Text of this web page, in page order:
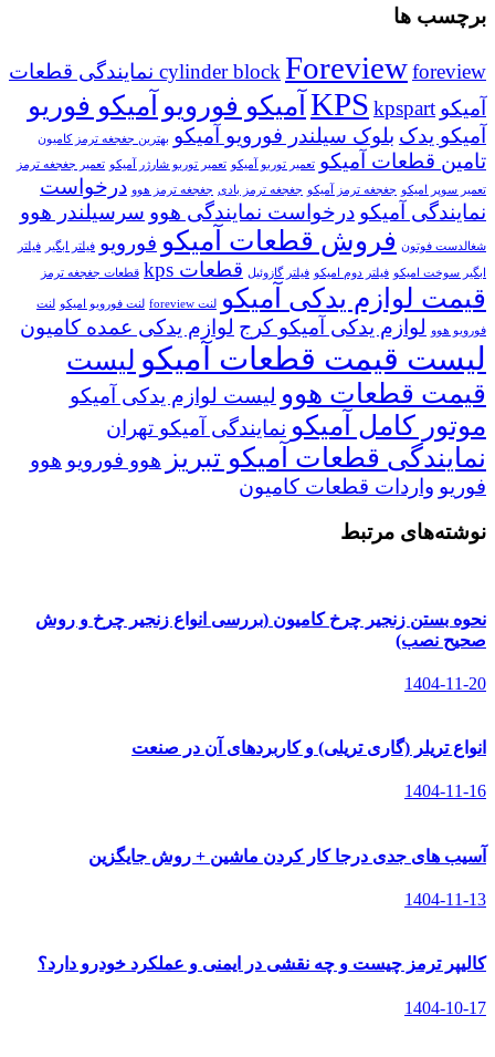
برچسب ها
cylinder block Foreview
foreview نمایندگی قطعات
آمیکو
KPS kpspart آمیکو فورویو آمیکو فوریو
آمیکو یدک بلوک سیلندر فورویو آمیکو بهترین جغجغه ترمز کامیون
تامین قطعات آمیکو تعمیر توربو آمیکو تعمیر توربو شارژر آمیکو تعمیر جغجغه ترمز
تعمیر سوپر امیکو جغجغه ترمز آمیکو جغجغه ترمز بادی جغجغه ترمز هوو درخواست
نمایندگی آمیکو درخواست نمایندگی هوو سرسیلندر هوو
شغالدست فوتون فروش قطعات آمیکو فورویو فیلتر ابگیر فیلتر
ابگیر سوخت امیکو فیلتر دوم امیکو فیلتر گازوئیل قطعات kps قطعات جغجغه ترمز
قیمت لوازم یدکی آمیکو لنت foreview لنت فورویو امیکو لنت
فورویو هوو لوازم یدکی آمیکو کرج لوازم یدکی عمده کامیون
لیست قیمت قطعات آمیکو لیست
قیمت قطعات هوو لیست لوازم یدکی آمیکو
موتور کامل آمیکو نمایندگی آمیکو تهران
نمایندگی قطعات آمیکو تبریز هوو فورویو هوو
فوریو واردات قطعات کامیون
نوشته‌های مرتبط
نحوه بستن زنجیر چرخ کامیون (بررسی انواع زنجیر چرخ و روش
صحیح نصب)
1404-11-20
انواع تریلر (گاری تریلی) و کاربردهای آن در صنعت
1404-11-16
آسیب های جدی درجا کار کردن ماشین + روش جایگزین
1404-11-13
کالیپر ترمز چیست و چه نقشی در ایمنی و عملکرد خودرو دارد؟
1404-10-17